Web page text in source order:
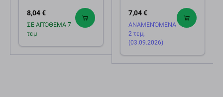
8,04 €
ΣΕ ΑΠΌΘΕΜΑ 7
τεμ
Pack
7,04 €
ΑΝΑΜΕΝΌΜΕΝΑ
2 τεμ,
(03.09.2026)